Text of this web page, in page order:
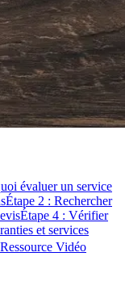
évaluer un service
Étape 2 : Rechercher
Étape 4 : Vérifier
et services
Vidéo